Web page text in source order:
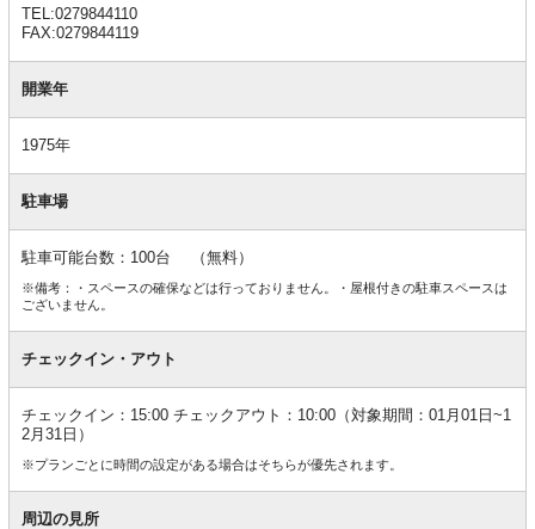
TEL:0279844110
FAX:0279844119
開業年
1975年
駐車場
駐車可能台数：100台 （無料）
※備考：・スペースの確保などは行っておりません。・屋根付きの駐車スペースは
ございません。
チェックイン・アウト
チェックイン：15:00 チェックアウト：10:00（対象期間：01月01日~1
2月31日）
※プランごとに時間の設定がある場合はそちらが優先されます。
周辺の見所